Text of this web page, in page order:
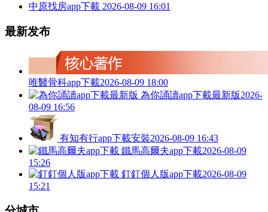
中原找房app下載 2026-08-09 16:01
最新发布
唯醫骨科app下載2026-08-09 18:00
為你誦讀app下載最新版2026-
08-09 16:56
有知有行app下載安裝2026-08-09 16:43
鐵馬高爾夫app下載2026-08-09
15:26
釘釘個人版app下載2026-08-09
15:21